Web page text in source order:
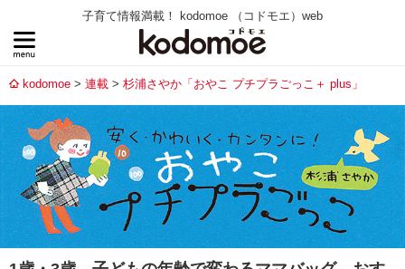
子育て情報満載！ kodomoe （コドモエ）web
kodomoe 連載 杉浦さやか「おやこ プチプラごっこ＋ plus」